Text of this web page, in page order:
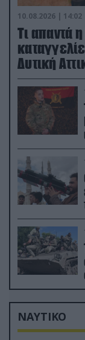
10.08.2026 | 14:02
Τι απαντά
Δυτική
νερό
ΝΑΥΤΙΚΟ